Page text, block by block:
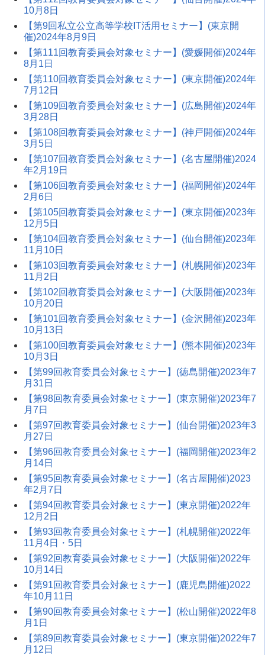
10月8日
【第9回私立公立高等学校IT活用セミナー】(東京開
催)2024年8月9日
【第111回教育委員会対象セミナー】(愛媛開催)2024年
8月1日
【第110回教育委員会対象セミナー】(東京開催)2024年
7月12日
【第109回教育委員会対象セミナー】(広島開催)2024年
3月28日
【第108回教育委員会対象セミナー】(神戸開催)2024年
3月5日
【第107回教育委員会対象セミナー】(名古屋開催)2024
年2月19日
【第106回教育委員会対象セミナー】(福岡開催)2024年
2月6日
【第105回教育委員会対象セミナー】(東京開催)2023年
12月5日
【第104回教育委員会対象セミナー】(仙台開催)2023年
11月10日
【第103回教育委員会対象セミナー】(札幌開催)2023年
11月2日
【第102回教育委員会対象セミナー】(大阪開催)2023年
10月20日
【第101回教育委員会対象セミナー】(金沢開催)2023年
10月13日
【第100回教育委員会対象セミナー】(熊本開催)2023年
10月3日
【第99回教育委員会対象セミナー】(徳島開催)2023年7
月31日
【第98回教育委員会対象セミナー】(東京開催)2023年7
月7日
【第97回教育委員会対象セミナー】(仙台開催)2023年3
月27日
【第96回教育委員会対象セミナー】(福岡開催)2023年2
月14日
【第95回教育委員会対象セミナー】(名古屋開催)2023
年2月7日
【第94回教育委員会対象セミナー】(東京開催)2022年
12月2日
【第93回教育委員会対象セミナー】(札幌開催)2022年
11月4日・5日
【第92回教育委員会対象セミナー】(大阪開催)2022年
10月14日
【第91回教育委員会対象セミナー】(鹿児島開催)2022
年10月11日
【第90回教育委員会対象セミナー】(松山開催)2022年8
月1日
【第89回教育委員会対象セミナー】(東京開催)2022年7
月12日